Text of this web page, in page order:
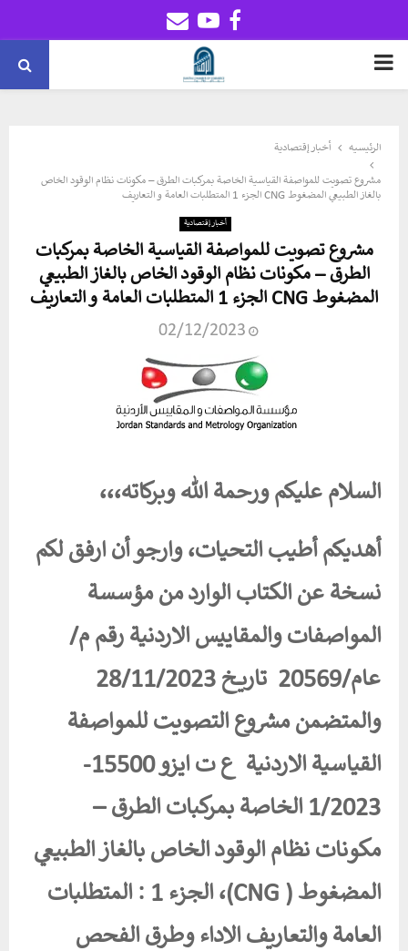
Facebook
Youtube
Email
PRIMARY
الرئيسيه أخبار إقتصادية
مشروع تصويت للمواصفة القياسية الخاصة بمركبات الطرق – مكونات نظام الوقود الخاص
بالغاز الطبيعي المضغوط CNG الجزء 1 المتطلبات العامة و التعاريف
أخبار إقتصادية
مشروع تصويت للمواصفة القياسية الخاصة بمركبات
الطرق – مكونات نظام الوقود الخاص بالغاز الطبيعي
المضغوط CNG الجزء 1 المتطلبات العامة و التعاريف
02/12/2023
السلام عليكم ورحمة الله وبركاته،،،
أهديكم أطيب التحيات، وارجو أن ارفق لكم
نسخة عن الكتاب الوارد من مؤسسة
المواصفات والمقاييس الاردنية رقم م/
عام/20569 تاريخ 28/11/2023
والمتضمن مشروع التصويت للمواصفة
القياسية الاردنية ع ت ايزو 15500-
1/2023 الخاصة بمركبات الطرق –
مكونات نظام الوقود الخاص بالغاز الطبيعي
المضغوط ( CNG)، الجزء 1 : المتطلبات
العامة والتعاريف الاداء وطرق الفحص